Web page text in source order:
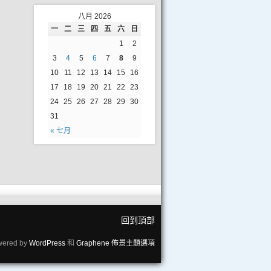
八月 2026
一
二 三 四 五 六 日
« 七月
1
2
3
4 5 6 7 8
9
10
11 12 13 14 15
16
17
18 19 20 21 22
23
24 25 26 27 28 29
30
31
回到頂部
by WordPress 和 Graphene 佈景主題選項